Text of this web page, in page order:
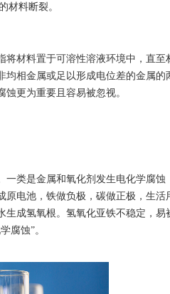
材料断裂。
材料置于可溶性溶液环境中，直至
相金属或足以形成电位差的金属的
更为重要且容易被忽视。
一类是金属和氧化剂发生电化学腐蚀
电池，铁做负极，碳做正极，生活
成氢氧根。氢氧化亚铁不稳定，易
腐蚀”。